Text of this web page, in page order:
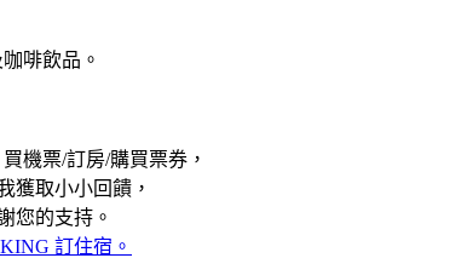
啡飲品。
機票/訂房/購買票券，
獲取小小回饋，
您的支持。
訂住宿。